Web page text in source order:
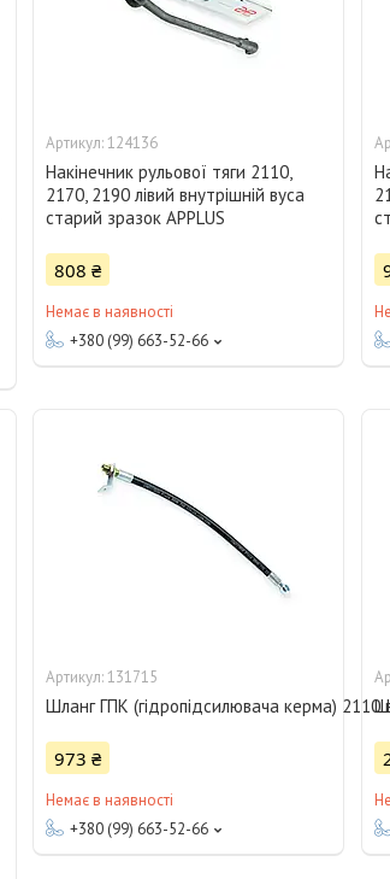
124136
Накінечник рульової тяги 2110,
2170, 2190 лівий внутрішній вуса
старий зразок APPLUS
808 ₴
Немає в наявності
+380 (99) 663-52-66
131715
Шланг ГПК (гідропідсилювача керма) 2110
973 ₴
Немає в наявності
+380 (99) 663-52-66